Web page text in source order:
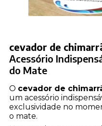
cevador de
Acessório
do Mate
O cevador de
um acessório
exclusividade no
o mate.